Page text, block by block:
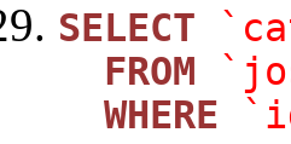
SELECT
FROM
WHERE